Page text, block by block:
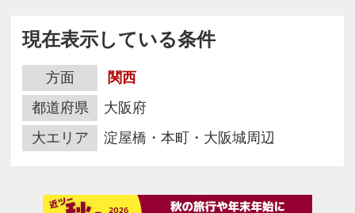
現在表示している条件
方面
関西
都道府県
大阪府
大エリア
淀屋橋・本町・大阪城周辺